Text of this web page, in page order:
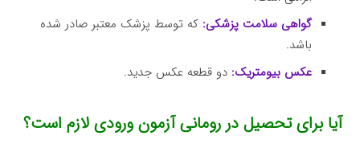
گواهی سلامت پزشکی: که توسط پزشک معتبر صادر شده
باشد.
عکس بیومتریک: دو قطعه عکس جدید.
آیا برای تحصیل در رومانی آزمون ورودی لازم است؟